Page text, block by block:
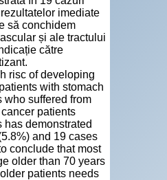
imediate
să conchidem
și ale tractului
către
risc of developing
with stomach
who suffered from
patients
demonstrated
and 19 cases
conclude that most
older than 70 years
patients needs